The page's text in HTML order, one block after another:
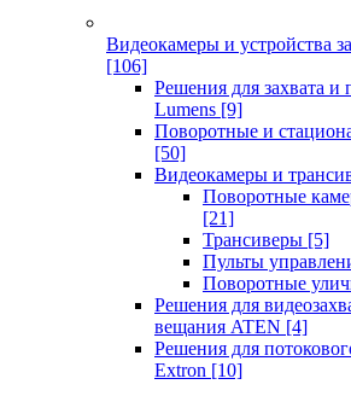
Видеокамеры и устройства
[106]
Решения для захвата и
Lumens [9]
Поворотные и
[50]
Видеокамеры и
Поворотные
[21]
Трансиверы [5]
Пульты
Поворотные
Решения для
вещания ATEN [4]
Решения для
Extron [10]